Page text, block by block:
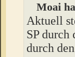
Moai
Aktuell
SP durch
durch